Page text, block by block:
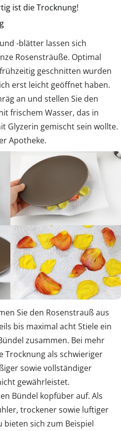
ist die Trocknung!
-blätter lassen sich
Rosensträuße. Optimal
geschnitten wurden
erst leicht geöffnet haben.
an und stellen Sie den
frischem Wasser, das in
Glyzerin gemischt sein wollte.
Apotheke.
Sie den Rosenstrauß aus
bis maximal acht Stiele ein
zusammen. Bei mehr
Trocknung als schwieriger
sowie vollständiger
gewährleistet.
Bündel kopfüber auf. Als
trockener sowie luftiger
bieten sich zum Beispiel